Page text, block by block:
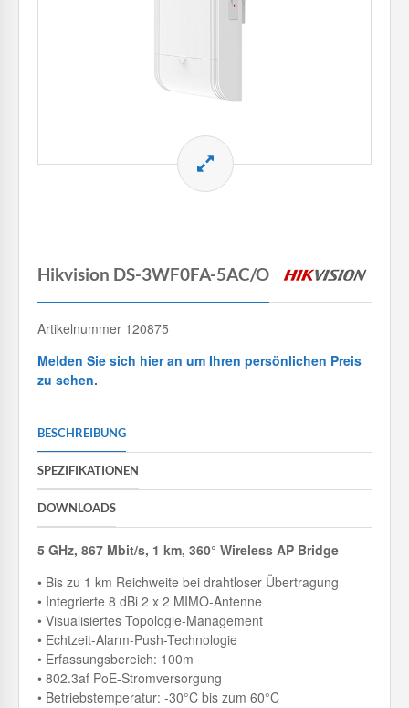
Hikvision DS-3WF0FA-5AC/O
Artikelnummer 120875
Melden Sie sich hier an um Ihren persönlichen Preis
zu sehen.
BESCHREIBUNG
SPEZIFIKATIONEN
DOWNLOADS
5 GHz, 867 Mbit/s, 1 km, 360° Wireless AP Bridge
• Bis zu 1 km Reichweite bei drahtloser Übertragung
• Integrierte 8 dBi 2 x 2 MIMO-Antenne
• Visualisiertes Topologie-Management
• Echtzeit-Alarm-Push-Technologie
• Erfassungsbereich: 100m
• 802.3af PoE-Stromversorgung
• Betriebstemperatur: -30°C bis zum 60°C